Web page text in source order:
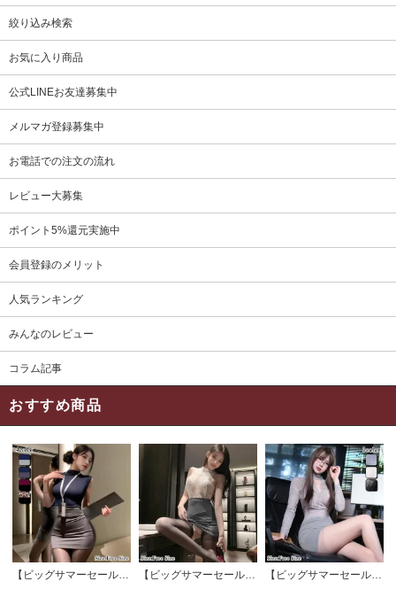
絞り込み検索
お気に入り商品
公式LINEお友達募集中
メルマガ登録募集中
お電話での注文の流れ
レビュー大募集
ポイント5%還元実施中
会員登録のメリット
人気ランキング
みんなのレビュー
コラム記事
おすすめ商品
【ビッグサマーセール対象品】セクシーコスプレ(SEXYCOSPLAY) 4421
【ビッグサマーセール対象品】セクシーコスプレ(SEXYCOSPLAY) 4191
【ビッグサマーセール対象品】セクシーコスプレ(SEXYCOSPLAY) 4173